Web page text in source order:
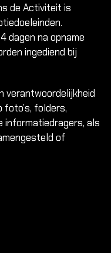
de Activiteit is
dagen na opname
ingediend bij
verantwoordelijkheid
foto’s, folders,
informatiedragers, als
of